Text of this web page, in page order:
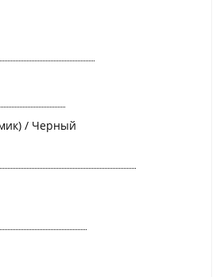
/ Черный